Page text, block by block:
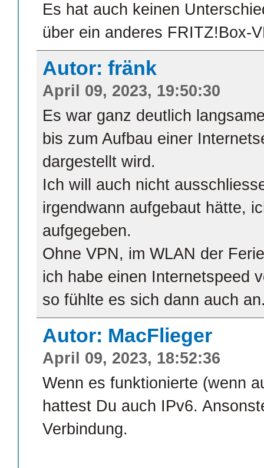
Es hat auch keinen
über ein anderes FRITZ!Box-
Autor: fränk
April 09, 2023, 19:50:30
Es war ganz deutlich
bis zum Aufbau einer
dargestellt wird.
Ich will auch nicht
irgendwann aufgebaut hätte,
aufgegeben.
Ohne VPN, im WLAN der
ich habe einen Internetspeed
so fühlte es sich dann auch
Autor: MacFlieger
April 09, 2023, 18:52:36
Wenn es funktionierte (wenn
hattest Du auch IPv6.
Verbindung.